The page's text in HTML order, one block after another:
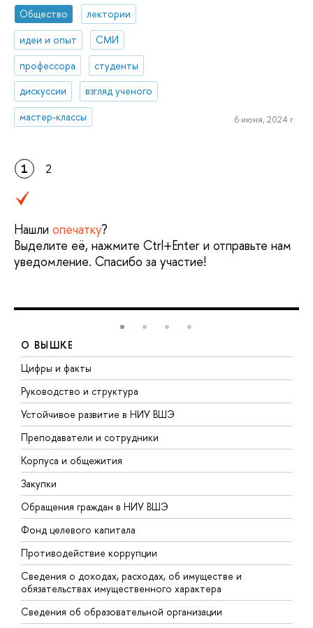
Общество
лектории
идеи и опыт
СМИ
профессора
студенты
дискуссии
взгляд ученого
мастер-классы
6 июня, 2024 г.
1 2
Нашли опечатку?
Выделите её, нажмите Ctrl+Enter и отправьте нам
уведомление. Спасибо за участие!
О ВЫШКЕ
Цифры и факты
Руководство и структура
Устойчивое развитие в НИУ ВШЭ
Преподаватели и сотрудники
Корпуса и общежития
Закупки
Обращения граждан в НИУ ВШЭ
Фонд целевого капитала
Противодействие коррупции
Сведения о доходах, расходах, об имуществе и
обязательствах имущественного характера
Сведения об образовательной организации